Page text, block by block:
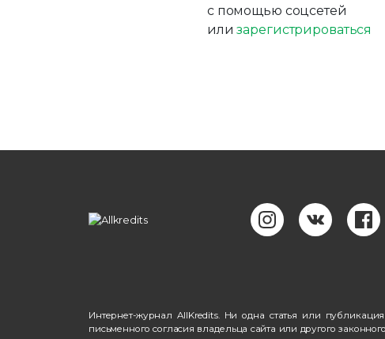
с помощью соцсетей
илизарегистрироваться
Интернет-журнал AllKredits. Ни одна статья или
письменного согласия владельца сайта или другого